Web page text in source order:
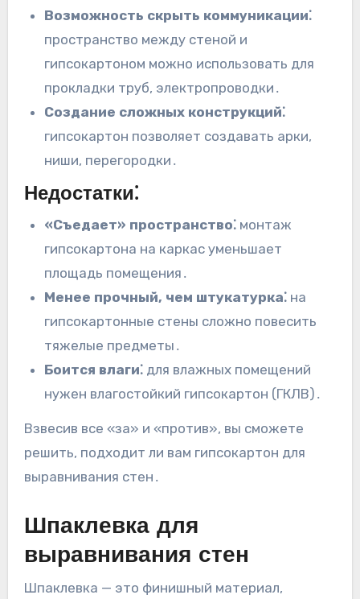
Возможность скрыть коммуникации⁚
пространство между стеной и
гипсокартоном можно использовать для
прокладки труб, электропроводки․
Создание сложных конструкций⁚
гипсокартон позволяет создавать арки,
ниши, перегородки․
Недостатки⁚
«Съедает» пространство⁚ монтаж
гипсокартона на каркас уменьшает
площадь помещения․
Менее прочный, чем штукатурка⁚ на
гипсокартонные стены сложно повесить
тяжелые предметы․
Боится влаги⁚ для влажных помещений
нужен влагостойкий гипсокартон (ГКЛВ)․
Взвесив все «за» и «против», вы сможете
решить, подходит ли вам гипсокартон для
выравнивания стен․
Шпаклевка для
выравнивания стен
Шпаклевка — это финишный материал,